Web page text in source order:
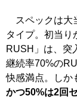
スペックは大
タイプ。初当り
RUSH」は、突
継続率70%の
快感満点。しか
かつ50%は2回